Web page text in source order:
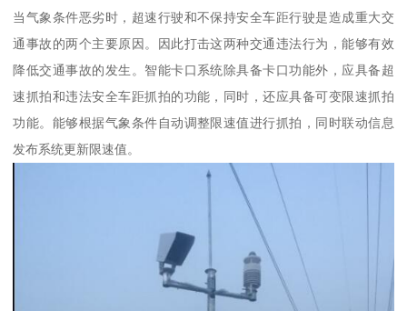
当气象条件恶劣时，超速行驶和不保持安全车距行驶是造成重大交
通事故的两个主要原因。因此打击这两种交通违法行为，能够有效
降低交通事故的发生。智能卡口系统除具备卡口功能外，应具备超
速抓拍和违法安全车距抓拍的功能，同时，还应具备可变限速抓拍
功能。能够根据气象条件自动调整限速值进行抓拍，同时联动信息
发布系统更新限速值。